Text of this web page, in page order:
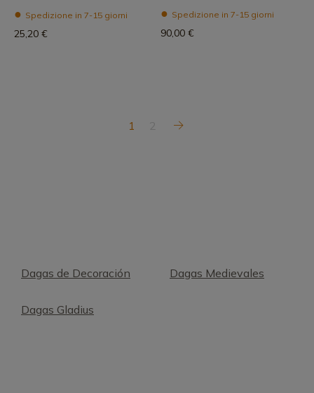
Spedizione in 7-15 giorni
25,20 €
Spedizione in 7-15 giorni
90,00 €
1 2
Dagas de Decoración Dagas Medievales
Dagas Gladius